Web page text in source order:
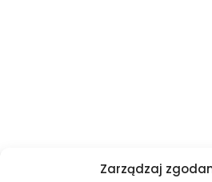
Zarządzaj